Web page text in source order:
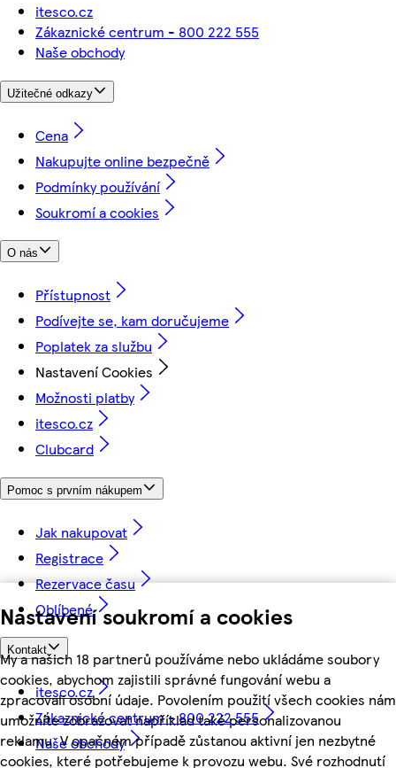
Nastavení soukromí a cookies
My a našich 18 partnerů používáme nebo ukládáme soubory
cookies, abychom zajistili správné fungování webu a
zpracovali osobní údaje. Povolením použití všech cookies nám
umožníte zobrazovat například také personalizovanou
reklamu. V opačném případě zůstanou aktivní jen nezbytné
cookies, které potřebujeme k provozu webu. Své rozhodnutí
itesco.cz
Zákaznické centrum - 800 222 555
Naše obchody
Užitečné odkazy
Cena
Nakupujte online bezpečně
Podmínky používání
Soukromí a cookies
O nás
Přístupnost
Podívejte se, kam doručujeme
Poplatek za službu
Nastavení Cookies
Možnosti platby
itesco.cz
Clubcard
Pomoc s prvním nákupem
Jak nakupovat
Registrace
Rezervace času
Oblíbené
Kontakt
itesco.cz
Zákaznické centrum - 800 222 555
Naše obchody